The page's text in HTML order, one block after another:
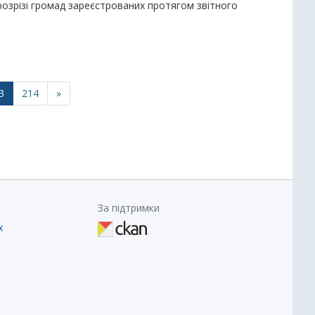
громад зареєстрованих протягом звітного
214 »
За підтримки